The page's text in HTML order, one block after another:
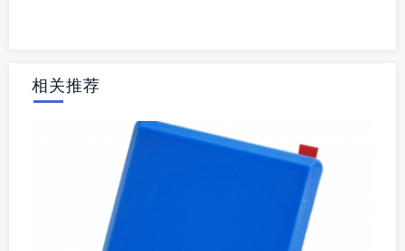
相关推荐